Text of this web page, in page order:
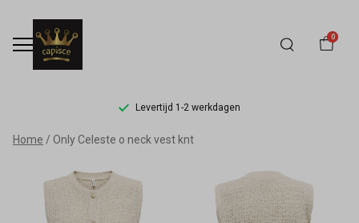
0
Levertijd 1-2 werkdagen
Only
Celeste
Home Only Celeste o neck vest knt